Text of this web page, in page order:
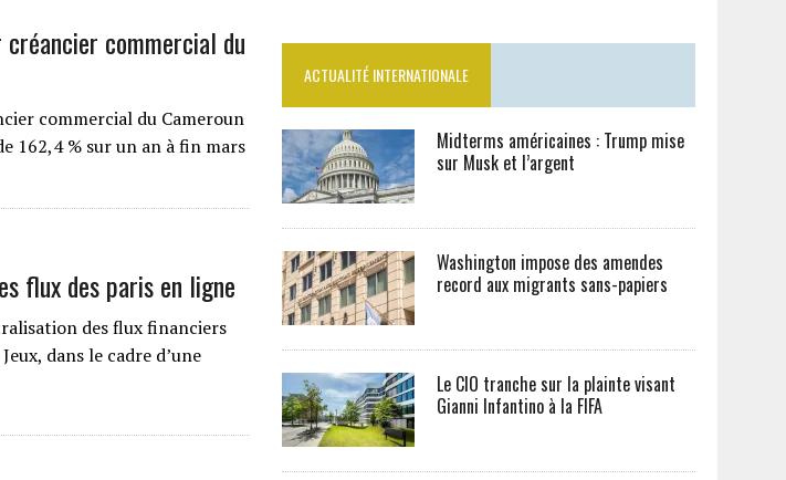
commercial du
commercial du Cameroun
162,4 % sur un an à fin mars
flux des paris en ligne
des flux financiers
dans le cadre d’une
ACTUALITÉ INTERNATIONALE
Midterms américaines : Trump mise
sur Musk et l’argent
Washington impose des amendes
record aux migrants sans-papiers
Le CIO tranche sur la plainte visant
Gianni Infantino à la FIFA